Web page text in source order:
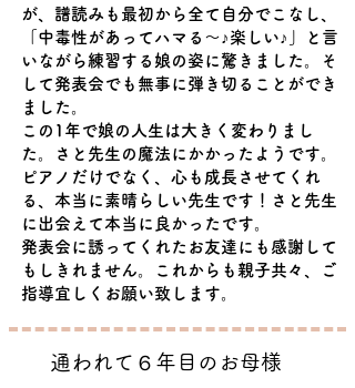
が、譜読みも最初から全て自分でこなし、
「中毒性があってハマる〜♪楽しい♪」と言
いながら練習する娘の姿に驚きました。
そ
して発表会でも無事に弾き切ることができ
ました。
この1年で娘の人生は大きく変わりまし
た。さと先生の魔法にかかったようです。
ピアノだけでなく、心も成長させてくれ
る、本当に素晴らしい先生です！さと先生
に出会えて本当に良かったです。
発表会に誘ってくれたお友達にも感謝して
もしきれません。これからも親子共々、ご
指導宜しくお願い致します。
​通われて６年目のお母様